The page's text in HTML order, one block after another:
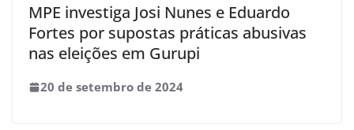
MPE investiga Josi Nunes e Eduardo
Fortes por supostas práticas abusivas
nas eleições em Gurupi
20 de setembro de 2024